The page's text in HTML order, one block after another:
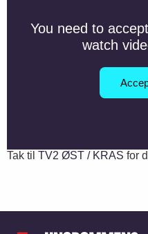
You need to
watch
Tak til TV2 ØST / KRAS for